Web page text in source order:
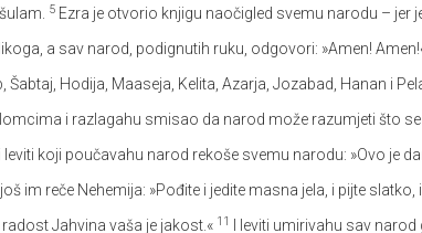
5 Ezra je otvorio knjigu naočigled svemu narodu – jer
a sav narod, podignutih ruku, odgovori: »Amen!
Šabtaj, Hodija, Maaseja, Kelita, Azarja, Jozabad, Hanan i
i razlagahu smisao da narod može razumjeti što se
koji poučavahu narod rekoše svemu narodu: »Ovo je
I još im reče Nehemija: »Pođite i jedite masna jela, i pijte
Jahvina vaša je jakost.« 11 I leviti umirivahu sav